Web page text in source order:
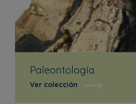
Paleontología
Ver colección